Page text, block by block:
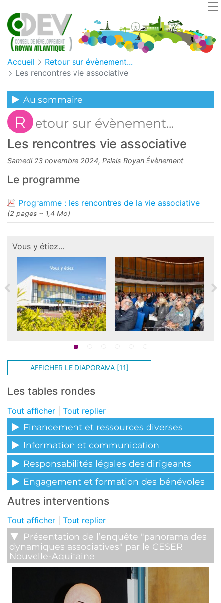
Accueil
Retour sur évènement...
Les rencontres vie associative
Au sommaire
R
etour sur évènement...
Les rencontres vie associative
Samedi 23 novembre 2024, Palais Royan Évènement
Le programme
Programme : les rencontres de la vie associative
(2 pages ~ 1,4 Mo)
AFFICHER LE DIAPORAMA [11]
Les tables rondes
Tout afficher Tout replier
Financement et ressources diverses
Information et communication
Responsabilités légales des dirigeants
Engagement et formation des bénévoles
Autres interventions
Tout afficher Tout replier
Présentation de l’enquête "panorama des
dynamiques associatives" par le CESER
Nouvelle-Aquitaine